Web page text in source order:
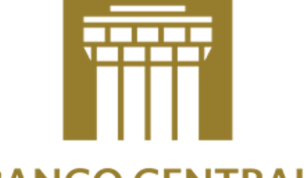
Bases del concurso anual de econom�a ‘biblioteca juan pablo